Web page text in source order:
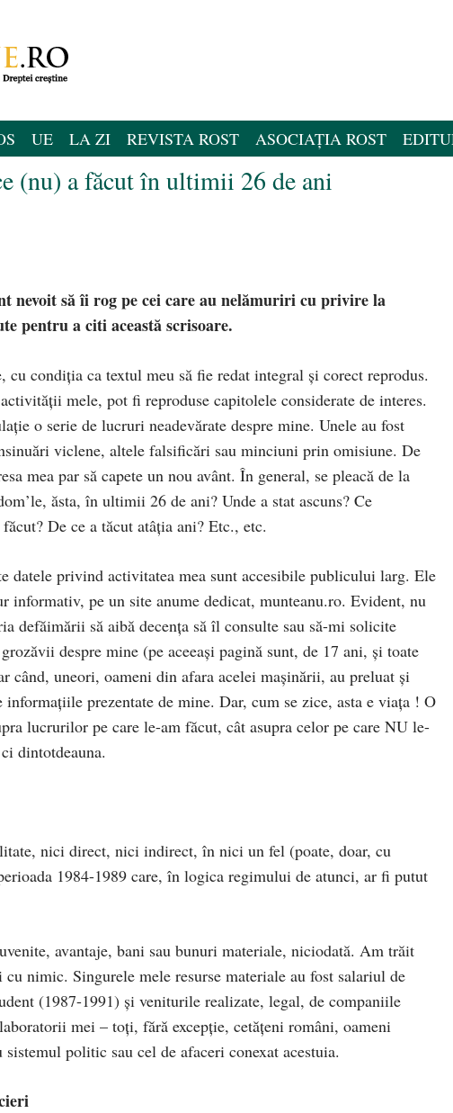
UE LA ZI REVISTA ROST ASOCIAȚIA ROST
(nu) a făcut în ultimii 26 de ani
nevoit să îi rog pe cei care au nelămuriri cu privire la
pentru a citi această scrisoare.
condiția ca textul meu să fie redat integral și corect reprodus.
mele, pot fi reproduse capitolele considerate de interes.
o serie de lucruri neadevărate despre mine. Unele au fost
viclene, altele falsificări sau minciuni prin omisiune. De
mea par să capete un nou avânt. În general, se pleacă de la
ăsta, în ultimii 26 de ani? Unde a stat ascuns? Ce
De ce a tăcut atâția ani? Etc., etc.
datele privind activitatea mea sunt accesibile publicului larg. Ele
informativ, pe un site anume dedicat, munteanu.ro. Evident, nu
defăimării să aibă decența să îl consulte sau să-mi solicite
despre mine (pe aceeași pagină sunt, de 17 ani, și toate
când, uneori, oameni din afara acelei mașinării, au preluat și
prezentate de mine. Dar, cum se zice, asta e viața ! O
lucrurilor pe care le-am făcut, cât asupra celor pe care NU le-
dintotdeauna.
nici direct, nici indirect, în nici un fel (poate, doar, cu
1984-1989 care, în logica regimului de atunci, ar fi putut
avantaje, bani sau bunuri materiale, niciodată. Am trăit
nimic. Singurele mele resurse materiale au fost salariul de
(1987-1991) și veniturile realizate, legal, de companiile
mei – toți, fără excepție, cetățeni români, oameni
politic sau cel de afaceri conexat acestuia.